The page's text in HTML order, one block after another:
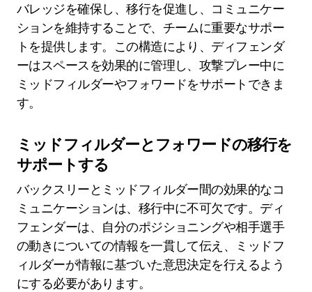
バレッジを確保し、移行を促進し、コミュニケー
ションを維持することで、チームに重要なサポー
トを提供します。この構造により、ディフェンダ
ーはスペースを効果的に管理し、攻撃プレー中に
ミッドフィルダーやフォワードをサポートできま
す。
ミッドフィルダーとフォワードの移行を
サポートする
バックスリーとミッドフィルダー間の効果的なコ
ミュニケーションは、移行中に不可欠です。ディ
フェンダーは、自分のポジショニングや相手選手
の動きについての情報を一貫して伝え、ミッドフ
ィルダーが情報に基づいた意思決定を行えるよう
にする必要があります。